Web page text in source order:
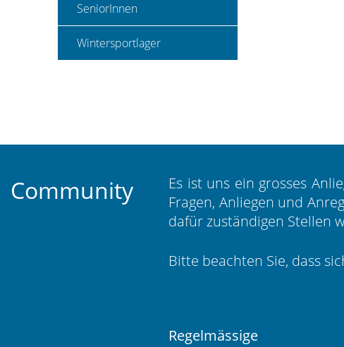
SeniorInnen
Wintersportlager
Community
Es ist uns ein grosses
Fragen, Anliegen und
dafür zuständigen Stellen
Bitte beachten Sie, dass
Regelmässige